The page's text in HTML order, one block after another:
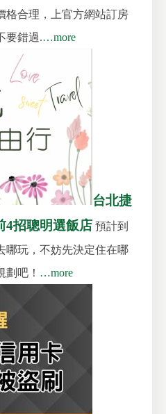
格合理，上官方網站訂房
要錯過.…more
台北捷
4招聰明選飯店 預計到
哪玩，不妨先決定住在哪
吧！ …more